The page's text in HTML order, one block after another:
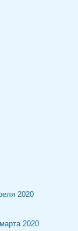
2020
2020